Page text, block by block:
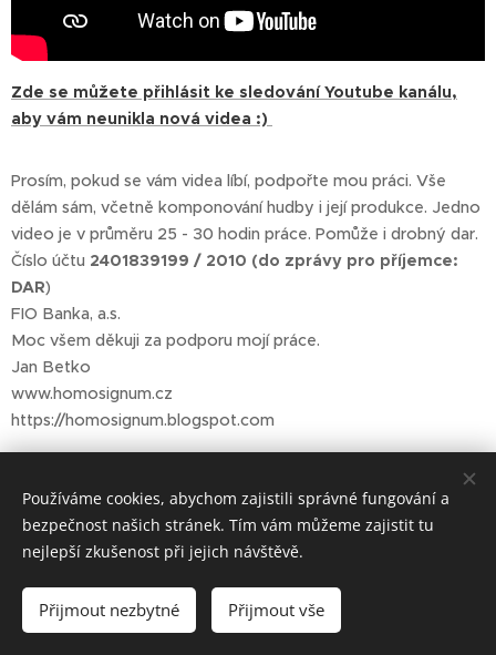
Zde se můžete přihlásit ke sledování Youtube kanálu,
aby vám neunikla nová videa :)
Prosím, pokud se vám videa líbí, podpořte mou práci. Vše
dělám sám, včetně komponování hudby i její produkce. Jedno
video je v průměru 25 - 30 hodin práce. Pomůže i drobný dar.
Číslo účtu 2401839199 / 2010 (do zprávy pro příjemce:
DAR)
FIO Banka, a.s.
Moc všem děkuji za podporu mojí práce.
Jan Betko
www.homosignum.cz
https://homosignum.blogspot.com
Používáme cookies, abychom zajistili správné fungování a
bezpečnost našich stránek. Tím vám můžeme zajistit tu
nejlepší zkušenost při jejich návštěvě.
Přijmout nezbytné Přijmout vše